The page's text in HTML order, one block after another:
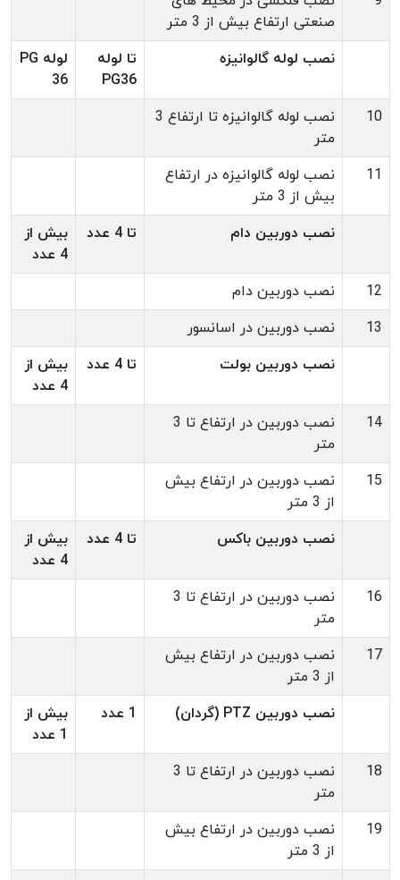
صنعتی ارتفاع بیش از 3 متر
نصب لوله گالوانیزه
تا لوله
PG36
لوله PG
36
10
نصب لوله گالوانیزه تا ارتفاع 3
متر
11
نصب لوله گالوانیزه در ارتفاع
بیش از 3 متر
نصب دوربین دام
تا 4 عدد
بیش از
4 عدد
12
نصب دوربین دام
13
نصب دوربین در اسانسور
نصب دوربین بولت
تا 4 عدد
بیش از
4 عدد
14
نصب دوربین در ارتفاع تا 3
متر
15
نصب دوربین در ارتفاع بیش
از 3 متر
نصب دوربین باکس
تا 4 عدد
بیش از
4 عدد
16
نصب دوربین در ارتفاع تا 3
متر
17
نصب دوربین در ارتفاع بیش
از 3 متر
نصب دوربین PTZ (گردان)
1 عدد
بیش از
1 عدد
18
نصب دوربین در ارتفاع تا 3
متر
19
نصب دوربین در ارتفاع بیش
از 3 متر